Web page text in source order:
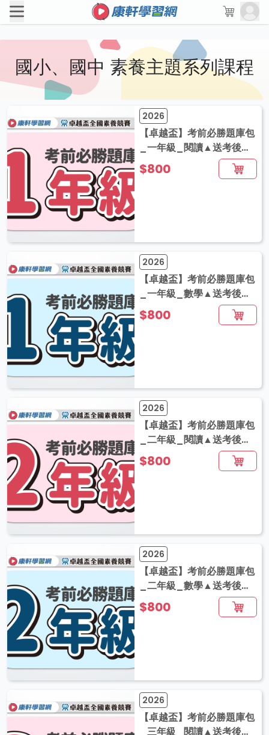
國小、國中 素養主題系列課程
2026
【卓越盃】考前必勝題庫包
_一年級_閱讀▲送考後影
音解題
$800
2026
【卓越盃】考前必勝題庫包
_一年級_數學▲送考後影
音解題
$800
2026
【卓越盃】考前必勝題庫包
_二年級_閱讀▲送考後影
音解題
$800
2026
【卓越盃】考前必勝題庫包
_二年級_數學▲送考後影
音解題
$800
2026
【卓越盃】考前必勝題庫包
_三年級_閱讀▲送考後影